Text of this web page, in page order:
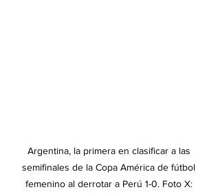
Argentina, la primera en clasificar a las
semifinales de la Copa América de fútbol
femenino al derrotar a Perú 1-0. Foto X: